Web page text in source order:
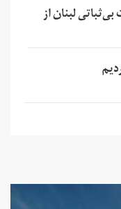
لبنان از